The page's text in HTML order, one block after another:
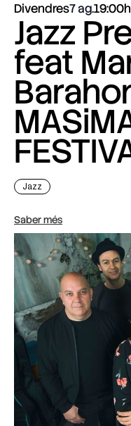
Divendres7 ag.19:00h
Jazz
feat
Jazz
Saber més